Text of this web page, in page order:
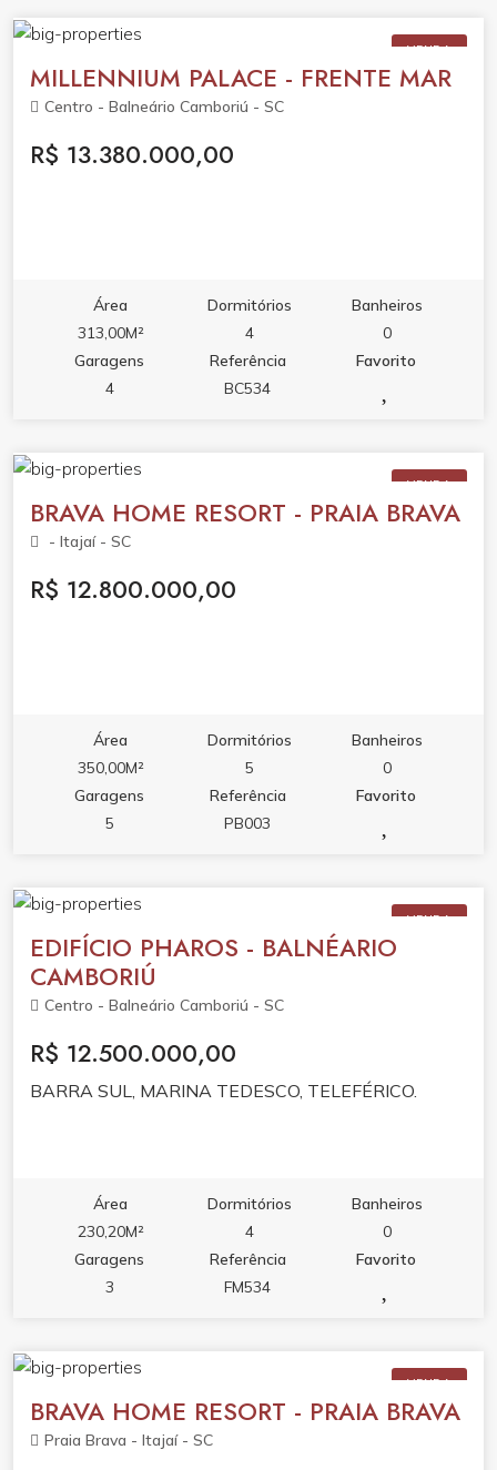
VENDA
MILLENNIUM PALACE - FRENTE MAR
Centro - Balneário Camboriú - SC
R$ 13.380.000,00
Área
313,00M²
Dormitórios
4
Banheiros
0
Garagens
4
Referência
BC534
Favorito
VENDA
BRAVA HOME RESORT - PRAIA BRAVA
- Itajaí - SC
R$ 12.800.000,00
Área
350,00M²
Dormitórios
5
Banheiros
0
Garagens
5
Referência
PB003
Favorito
VENDA
EDIFÍCIO PHAROS - BALNÉARIO
CAMBORIÚ
Centro - Balneário Camboriú - SC
R$ 12.500.000,00
BARRA SUL, MARINA TEDESCO, TELEFÉRICO.
Área
230,20M²
Dormitórios
4
Banheiros
0
Garagens
3
Referência
FM534
Favorito
VENDA
BRAVA HOME RESORT - PRAIA BRAVA
Praia Brava - Itajaí - SC